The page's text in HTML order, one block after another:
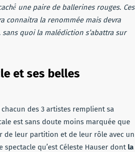
une paire de ballerines rouges. Ces
connaitra la renommée mais devra
quoi la malédiction s’abattra sur
et ses belles
des 3 artistes remplient sa
est sans doute moins marquée que
de leur partition et de leur rôle avec un
qu’est Céleste Hauser dont la